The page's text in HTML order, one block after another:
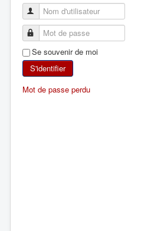
Se souvenir de moi
S'identifier
Mot de passe perdu